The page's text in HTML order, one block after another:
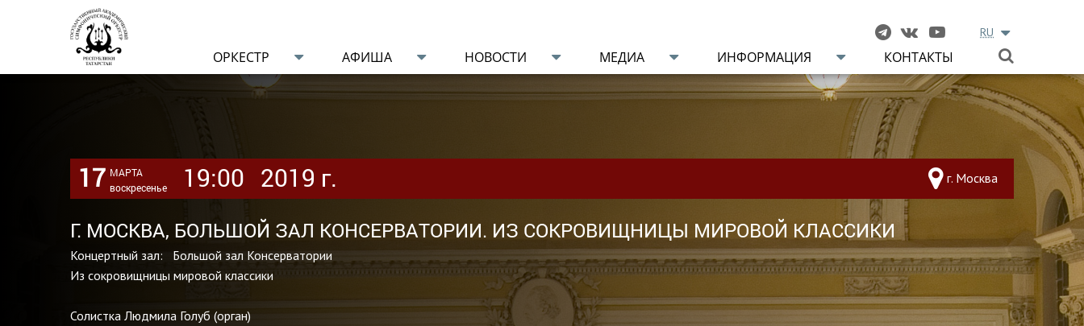
RU
ОРКЕСТР АФИША НОВОСТИ МЕДИА ИНФОРМАЦИЯ КОНТАКТЫ
17 МАРТА
воскресенье
19:00 2019 г. г. Москва
Г. МОСКВА, БОЛЬШОЙ ЗАЛ КОНСЕРВАТОРИИ. ИЗ СОКРОВИЩНИЦЫ МИРОВОЙ КЛАССИКИ
Концертный зал: Большой зал Консерватории
Из сокровищницы мировой классики
Солистка Людмила Голуб (орган)